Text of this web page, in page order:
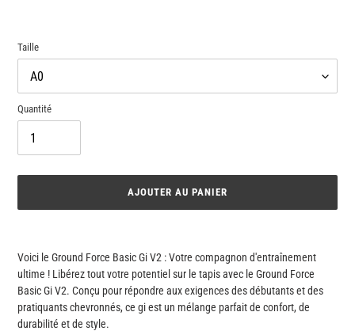
Taille
Quantité
AJOUTER AU PANIER
panier
Voici le Ground Force Basic Gi V2 : Votre compagnon d'entraînement
ultime ! Libérez tout votre potentiel sur le tapis avec le Ground Force
Basic Gi V2. Conçu pour répondre aux exigences des débutants et des
pratiquants chevronnés, ce gi est un mélange parfait de confort, de
durabilité et de style.